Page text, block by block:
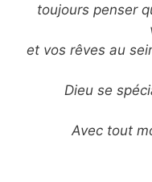
toujours penser
et vos rêves au
Dieu se
Avec tout